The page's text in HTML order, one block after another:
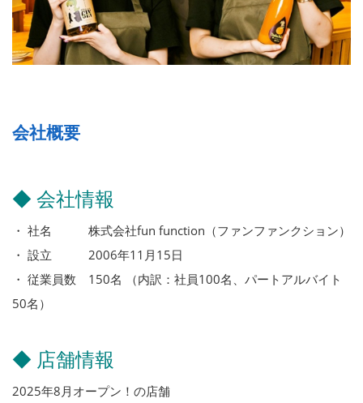
会社概要
◆ 会社情報
・ 社名 株式会社fun function（ファンファンクション）
・ 設立 2006年11月15日
・ 従業員数 150名 （内訳：社員100名、パートアルバイト
50名）
◆ 店舗情報
2025年8月オープン！の店舗